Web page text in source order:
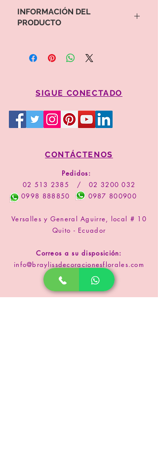
INFORMACIÓN DEL
PRODUCTO
Comprar
SIGUE CONECTADO
CONTÁCTENOS
Pedidos:
02 513 2385
/02 3200 032
0998 888850
0987 800900
Versalles y General Aguirre, local # 10
Quito - Ecuador
Correos a su disposición:
info@braylissdecoracionesflorales.com